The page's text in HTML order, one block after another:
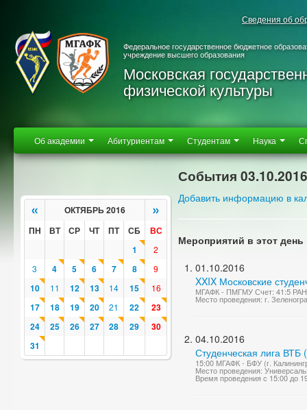
Сведения об
Федеральное государственное бюджетное
учреждение высшего образования
Московская
физической культуры
Об академии Абитуриентам Студентам Наука
« ОКТЯБРЬ 2016 »
ПН ВТ СР ЧТ ПТ СБ
ВС
1
2
3
4 5 6 7 8 9
10 11 12 13 14 15 16
17 18 19 20 21 22
23
24
25 26 27 28 29
30
31
События 03.10.2016
Добавить информацию в
Мероприятий в этот день
01.10.2016
XXIX Московские
МГАФК - ПМГМУ Счет: 41:5
Место проведения: г.
04.10.2016
Студенческая лига ВТБ
15:00 МГАФК - БФУ (г.
Место проведения:
Время проведения с 15:00 до